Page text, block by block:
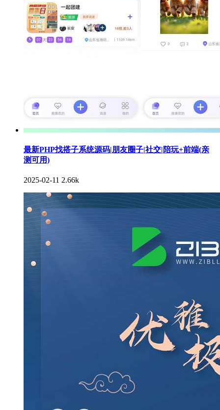
最新PHP找搭子系统源码|朋友圈子|社交|陪玩+前端(亲
测可用)
2025-02-11 2.66k